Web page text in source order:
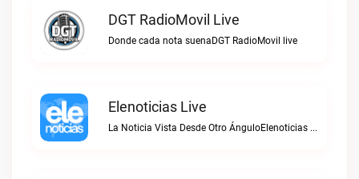
DGT RadioMovil Live
Donde cada nota suenaDGT RadioMovil live
Elenoticias Live
La Noticia Vista Desde Otro ÁnguloElenoticias live